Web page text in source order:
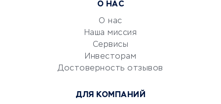
документооборот
Консалтинговые компании
О НАС
О нас
Наша миссия
Сервисы
Инвесторам
Достоверность отзывов
ДЛЯ КОМПАНИЙ